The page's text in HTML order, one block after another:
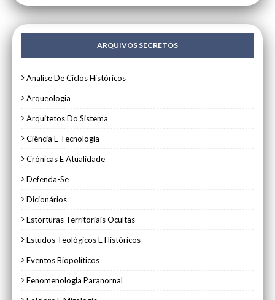
ARQUIVOS SECRETOS
Analise De Ciclos Históricos
Arqueologia
Arquitetos Do Sistema
Ciência E Tecnologia
Crónicas E Atualidade
Defenda-Se
Dicionários
Estorturas Territoriais Ocultas
Estudos Teológicos E Históricos
Eventos Biopolíticos
Fenomenologia Paranornal